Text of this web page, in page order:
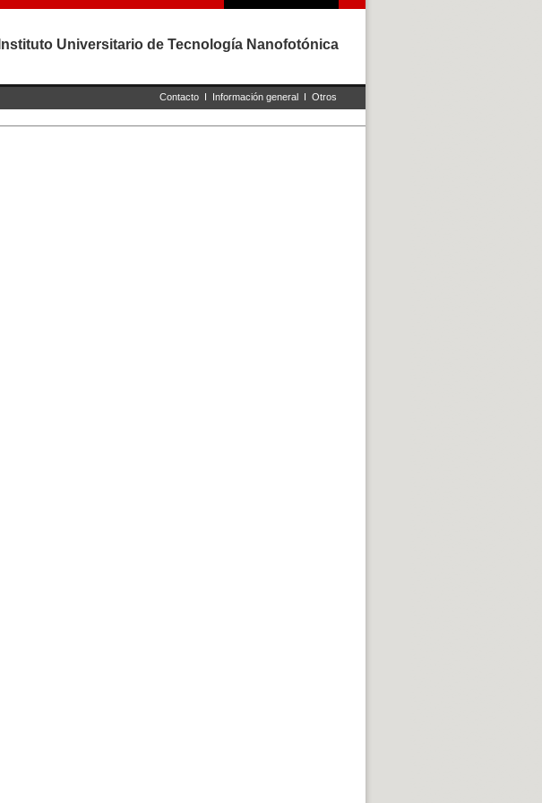
Instituto Universitario de Tecnología Nanofotónica
Contacto I Información general I Otros